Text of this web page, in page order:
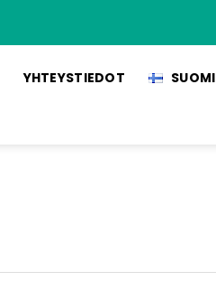
YHTEYSTIEDOT SUOMI